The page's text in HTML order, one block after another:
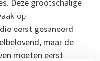
Deze grootschalige
op
eerst gesaneerd
maar de
moeten eerst